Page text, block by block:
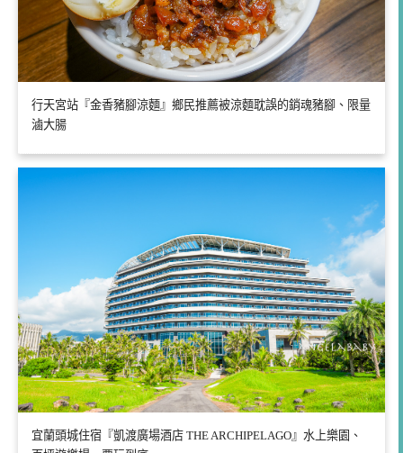
行天宮站『金香豬腳涼麵』鄉民推薦被涼麵耽誤的銷魂豬腳、限量
滷大腸
宜蘭頭城住宿『凱渡廣場酒店 THE ARCHIPELAGO』水上樂園、